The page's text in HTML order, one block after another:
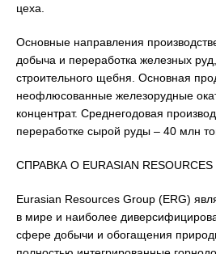
цеха.
Основные направления
добыча и переработка железных
строительного щебня. Основная
неофлюсованные железорудные
концентрат. Среднегодовая
переработке сырой руды – 40 млн
СПРАВКА О EURASIAN RESOURCES
Eurasian Resources Group (ERG)
в мире и наиболее
сфере добычи и обогащения